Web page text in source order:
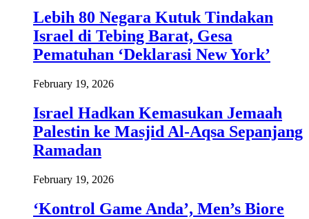
Lebih 80 Negara Kutuk Tindakan
Israel di Tebing Barat, Gesa
Pematuhan ‘Deklarasi New York’
February 19, 2026
Israel Hadkan Kemasukan Jemaah
Palestin ke Masjid Al-Aqsa Sepanjang
Ramadan
February 19, 2026
‘Kontrol Game Anda’, Men’s Biore